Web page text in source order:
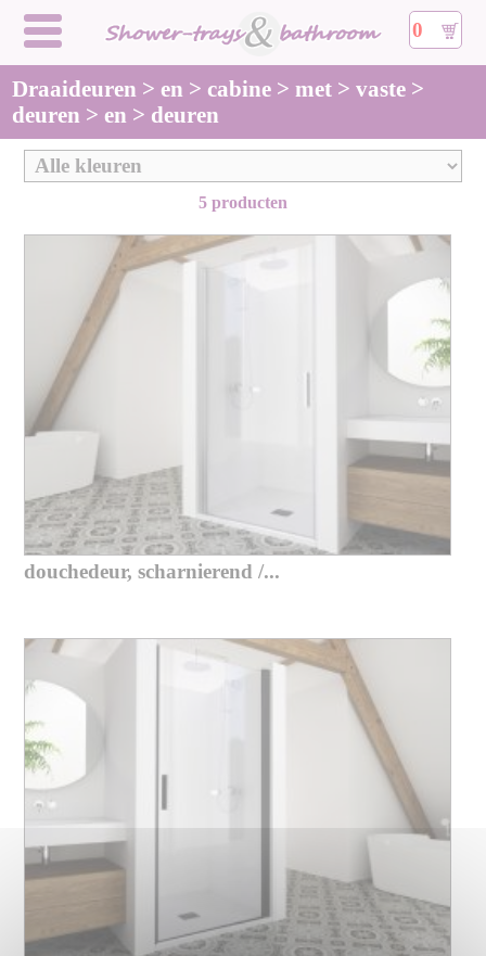
0
Draaideuren > en > cabine > met > vaste >
deuren > en > deuren
5 producten
douchedeur, scharnierend /...